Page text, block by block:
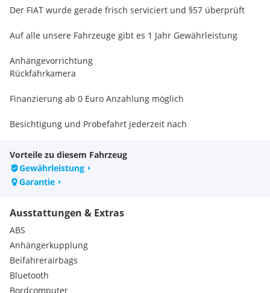
Der FIAT wurde gerade frisch serviciert und §57 überprüft
Auf alle unsere Fahrzeuge gibt es 1 Jahr Gewährleistung
Anhängevorrichtung
Rückfahrkamera
Finanzierung ab 0 Euro Anzahlung möglich
Besichtigung und Probefahrt jederzeit nach
Eintausch und Finanzierung möglich .
Schauen Sie auch unsere anderen Angebote an:
Die Angaben erheben nicht den Anspruch auf Vollständigkeit.
Die gemachten Angaben und Beschreibungen sowie Bilder
Eigenschaften. Der Verkäufer übernimmt keine Haftung bzw.
Gewährleistung für Schreib- oder Datenübermittlungsfehler.
Ausstattungen sind ggf. gesondert zu prüfen. Änderungen
und Zwischenverkauf vorbehalten.
Vorteile zu diesem Fahrzeug
Gewährleistung
Garantie
Ausstattungen & Extras
ABS
Anhängerkupplung
Beifahrerairbags
Bluetooth
Bordcomputer